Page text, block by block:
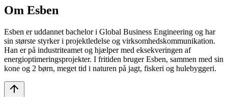
Om Esben
Esben er uddannet bachelor i Global Business Engineering og har
sin største styrker i projektledelse og virksomhedskommunikation.
Han er på industriteamet og hjælper med eksekveringen af
energioptimeringsprojekter. I fritiden bruger Esben, sammen med sin
kone og 2 børn, meget tid i naturen på jagt, fiskeri og hulebyggeri.